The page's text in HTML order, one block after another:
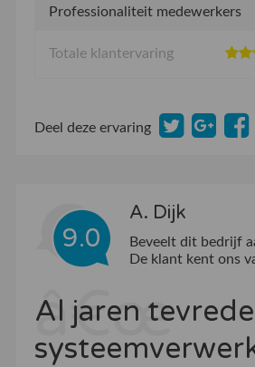
Professionaliteit medewerkers
Totale klantervaring
Deel deze ervaring
9.0
A. Dijk
Beveelt dit bedrijf
De klant kent ons
Al jaren